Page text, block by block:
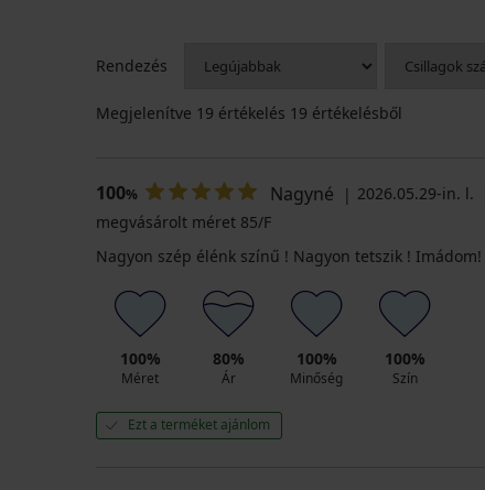
Rendezés
Megjelenítve 19 értékelés 19 értékelésből
100% Nagyné 2026.05.29-in. l.
megvásárolt méret 85/F
Nagyon szép élénk színű ! Nagyon tetszik ! Imádom!
100%
Méret
80%
Ár
100%
Minőség
100%
Szín
Ezt a terméket ajánlom